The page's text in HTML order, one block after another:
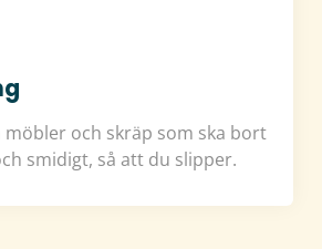
och skräp som ska bort
smidigt, så att du slipper.